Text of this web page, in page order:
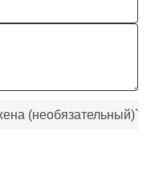
(необязательный)`